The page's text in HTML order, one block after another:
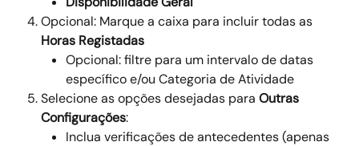
Opcional: Marque a caixa para incluir todas as
Horas Registadas
Opcional: filtre para um intervalo de datas
específico e/ou Categoria de Atividade
Selecione as opções desejadas para Outras
Configurações:
Inclua verificações de antecedentes (apenas